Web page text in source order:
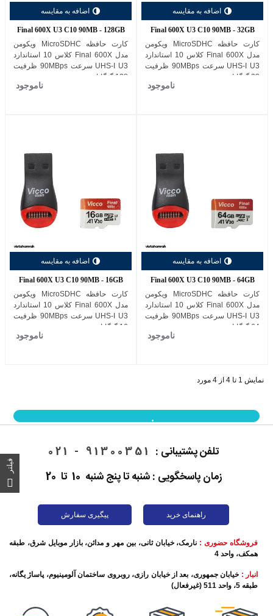
اضافه به مقایسه
Final 600X U3 C10 90MB - 32GB
کارت حافظه MicroSDHC ویکومن
مدل Final 600X کلاس 10 استاندارد
UHS-I U3 سرعت 90MBps ظرفیت
32 گیگابایت
ناموجود
اضافه به مقایسه
Final 600X U3 C10 90MB - 128GB
کارت حافظه MicroSDHC ویکومن
مدل Final 600X کلاس 10 استاندارد
UHS-I U3 سرعت 90MBps ظرفیت
128 گیگابایت
ناموجود
اضافه به مقایسه
Final 600X U3 C10 90MB - 64GB
کارت حافظه MicroSDHC ویکومن
مدل Final 600X کلاس 10 استاندارد
UHS-I U3 سرعت 90MBps ظرفیت
64 گیگابایت
ناموجود
اضافه به مقایسه
Final 600X U3 C10 90MB - 16GB
کارت حافظه MicroSDHC ویکومن
مدل Final 600X کلاس 10 استاندارد
UHS-I U3 سرعت 90MBps ظرفیت
16 گیگابایت
ناموجود
نمایش 1 تا 4 از 4 مورد
نمایش بیشتر
تلفن پشتیبانی : 91300351 - 021
زمان پاسخگویی : شنبه تا پنج شنبه 10 تا 20
راهنمای خرید پیگیری سفارش
فروشگاه حضوری : نارمک، خیابان ثانی، بین مهر و مدائن، بازار موبایل شرق، طبقه
همکف، واحد 4
انبار : خیابان جمهوری، بعد از خیابان رازی، روبروی ساختمان آلومینیوم، پاساژ یگانه،
طبقه 5، واحد 511 (غیرفعال)
فیلتر